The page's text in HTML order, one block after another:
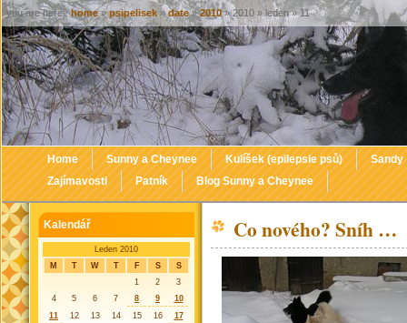
Home Sunny a Cheynee Kulíšek (epilepsie psů)
Sandy
Zajímavosti
Patník Blog Sunny a Cheynee
Co nového? Sníh …
Kalendář
Leden 2010
M
T W T F S S
1 2
3
4
5 6 7 8 9
10
11
12 13 14 15 16
17
you are here :home»psipelisek»date»2010» 2010 » leden » 11